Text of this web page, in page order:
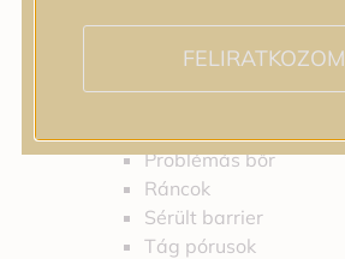
Fakóság
Feszességvesztés
Problémás bőr
Ráncok
Sérült barrier
Tág pórusok
FELIRATKOZOM